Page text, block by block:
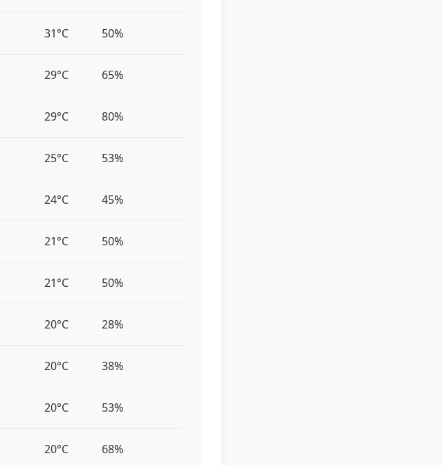
31°C 50%
29°C 65%
29°C 80%
25°C 53%
24°C 45%
21°C 50%
21°C 50%
20°C 28%
20°C 38%
20°C 53%
20°C 68%